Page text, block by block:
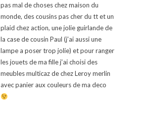
pas mal de choses chez maison du
monde, des cousins pas cher du tt et un
plaid chez action, une jolie guirlande de
la case de cousin Paul (j’ai aussi une
lampe a poser trop jolie) et pour ranger
les jouets de ma fille j’ai choisi des
meubles multicaz de chez Leroy merlin
avec panier aux couleurs de ma deco